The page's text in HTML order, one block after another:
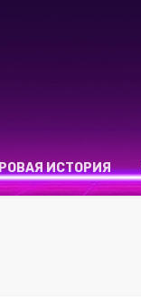
ИСТОРИЯ